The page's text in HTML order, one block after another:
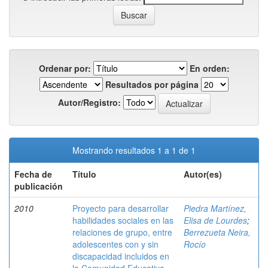
Ordenar por:
En orden:
Resultados por página
Autor/Registro:
Mostrando resultados 1 a 1 de 1
Fecha de
publicación
Título Autor(es)
2010
Proyecto para desarrollar
habilidades sociales en las
relaciones de grupo, entre
adolescentes con y sin
discapacidad incluidos en
Piedra Martínez,
Elisa de Lourdes;
Berrezueta Neira,
Rocío